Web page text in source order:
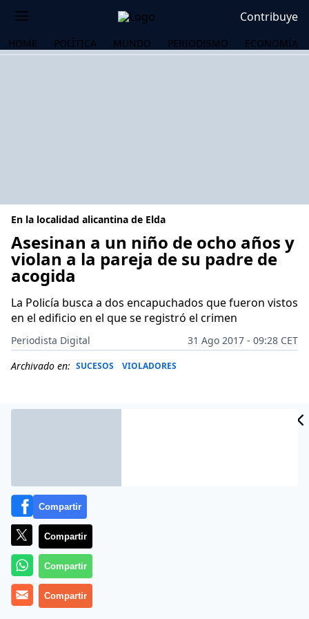
Contribuye
HOME POLÍTICA MUNDO PERIODISMO ECONOMÍA
En la localidad alicantina de Elda
Asesinan a un niño de ocho años y
violan a la pareja de su padre de
acogida
La Policía busca a dos encapuchados que fueron vistos
en el edificio en el que se registró el crimen
Periodista Digital
31 Ago 2017 - 09:28 CET
Archivado en: SUCESOS VIOLADORES
Un suceso atroz ha conmocionado a la localidad
alicantina de Elda, donde la noche de este miércoles
Compartir
Compartir
Compartir
Compartir